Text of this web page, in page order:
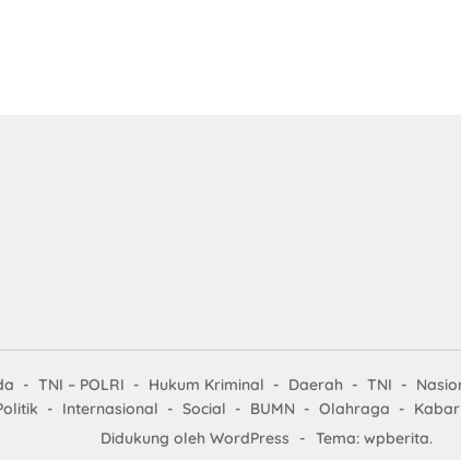
TNI – POLRI Hukum Kriminal Daerah TNI
Internasional Social BUMN Olahraga
Didukung oleh WordPress
- Tema: wpberita.